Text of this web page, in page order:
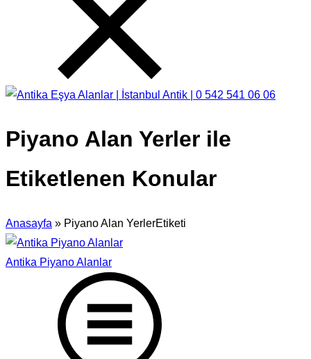
Piyano Alan Yerler ile
Etiketlenen Konular
Anasayfa » Piyano Alan YerlerEtiketi
Antika Piyano Alanlar